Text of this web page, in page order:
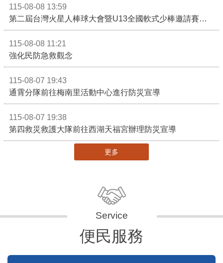
115-08-08 13:59
第二屆台灣火星人棒球大會暨U13全國軟式少棒邀請賽在苗栗舉辦
115-08-08 11:21
強化民防急救觀念
115-08-07 19:43
通霄分隊前往梅南里活動中心進行防災宣導
115-08-07 19:38
第四救災救護大隊前往西湖天福宮辦理防災宣導
更多
便民服務